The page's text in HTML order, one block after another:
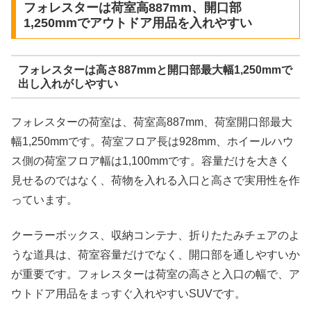
フォレスターは荷室高887mm、開口部
1,250mmでアウトドア用品を入れやすい
フォレスターは高さ887mmと開口部最大幅1,250mmで
出し入れがしやすい
フォレスターの荷室は、荷室高887mm、荷室開口部最大
幅1,250mmです。荷室フロア長は928mm、ホイールハウ
ス側の荷室フロア幅は1,100mmです。容量だけを大きく
見せるのではなく、荷物を入れる入口と高さで実用性を作
っています。
クーラーボックス、収納コンテナ、折りたたみチェアのよ
うな道具は、荷室容量だけでなく、開口部を通しやすいか
が重要です。フォレスターは荷室の高さと入口の幅で、ア
ウトドア用品をまっすぐ入れやすいSUVです。